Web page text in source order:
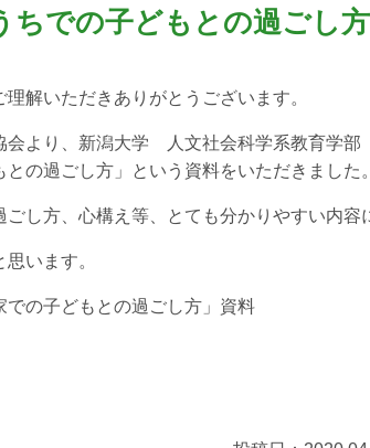
ちでの子どもとの過ごし
解いただきありがとうございます。
会より、新潟大学 人文社会科学系教育学
の過ごし方」という資料をいただきました。
し方、心構え等、とても分かりやすい内容
います。
の子どもとの過ごし方」資料